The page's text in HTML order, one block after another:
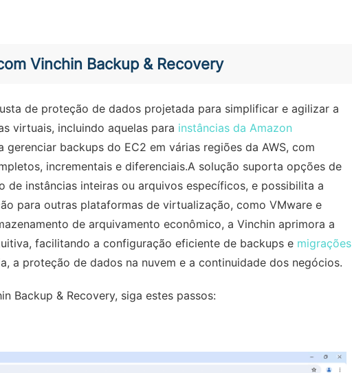
Vinchin Backup & Recovery
de proteção de dados projetada para simplificar e agilizar a
virtuais, incluindo aquelas para instâncias da Amazon
backups do EC2 em várias regiões da AWS, com
incrementais e diferenciais.A solução suporta opções de
de instâncias inteiras ou arquivos específicos, e possibilita a
para outras plataformas de virtualização, como VMware e
de arquivamento econômico, a Vinchin aprimora a
facilitando a configuração eficiente de backups e migrações
a proteção de dados na nuvem e a continuidade dos negócios.
Backup & Recovery, siga estes passos: